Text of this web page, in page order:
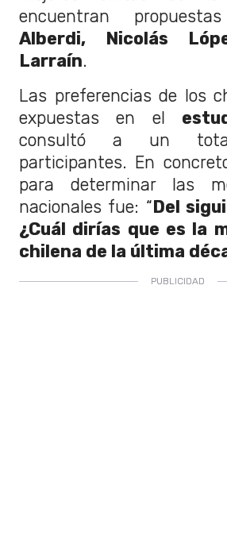
encuentran
Alberdi, Nicolás
Larraín.
Las preferencias de los
expuestas en el
consultó a un
participantes. En
para determinar las
nacionales fue: “Del
¿Cuál dirías que es la
chilena de la última